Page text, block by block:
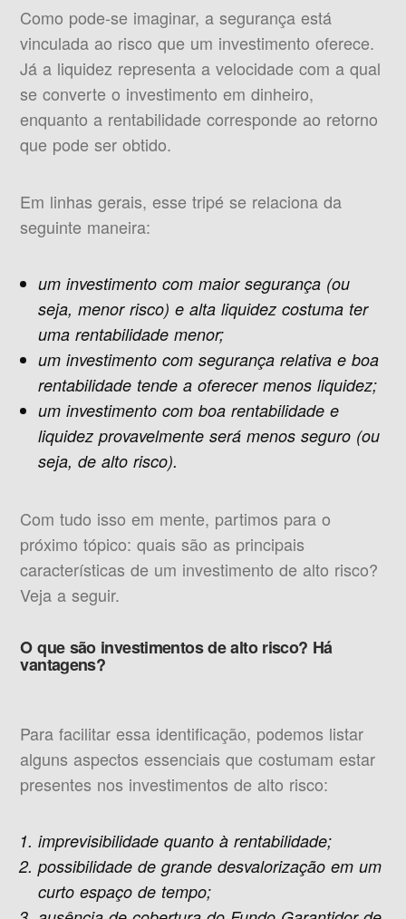
Como pode-se imaginar, a segurança está
vinculada ao risco que um investimento oferece.
Já a liquidez representa a velocidade com a qual
se converte o investimento em dinheiro,
enquanto a rentabilidade corresponde ao retorno
que pode ser obtido.
Em linhas gerais, esse tripé se relaciona da
seguinte maneira:
um investimento com maior segurança (ou
seja, menor risco) e alta liquidez costuma ter
uma rentabilidade menor;
um investimento com segurança relativa e boa
rentabilidade tende a oferecer menos liquidez;
um investimento com boa rentabilidade e
liquidez provavelmente será menos seguro (ou
seja, de alto risco).
Com tudo isso em mente, partimos para o
próximo tópico: quais são as principais
características de um investimento de alto risco?
Veja a seguir.
O que são investimentos de alto risco? Há
vantagens?
Para facilitar essa identificação, podemos listar
alguns aspectos essenciais que costumam estar
presentes nos investimentos de alto risco:
imprevisibilidade quanto à rentabilidade;
possibilidade de grande desvalorização em um
curto espaço de tempo;